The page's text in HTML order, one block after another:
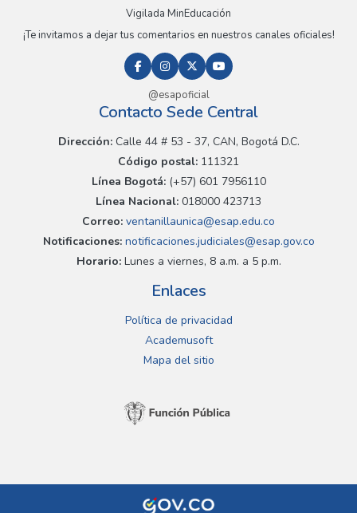
Vigilada MinEducación
¡Te invitamos a dejar tus comentarios en nuestros canales oficiales!
@esapoficial
Contacto Sede Central
Dirección:Calle 44 # 53 - 37, CAN, Bogotá D.C.
Código postal: 111321
Línea Bogotá:(+57) 601 7956110
Línea Nacional: 018000 423713
Correo: ventanillaunica@esap.edu.co
Notificaciones:notificaciones.judiciales@esap.gov.co
Horario:Lunes a viernes, 8 a.m. a 5 p.m.
Enlaces
Política de privacidad
Academusoft
Mapa del sitio